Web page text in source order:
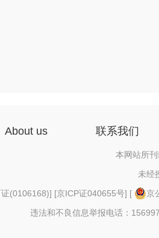
About us 联系我们
本网站所
未经
(0106168)] [京ICP证040655号] [
京
违法和不良信息举报电话：